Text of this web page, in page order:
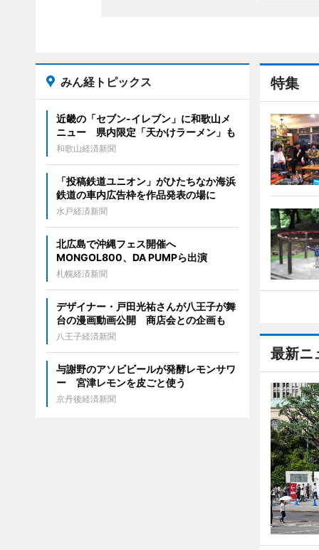
特集
最新ニ
みん経トピックス
近畿の「セブン-イレブン」に和歌山メ
ニュー 県内限定「天かけラーメン」も
和歌山経済新聞
「投稿鉄道ユニオン」がひたちなか海浜
鉄道の車内広告枠を作品発表の場に
水戸経済新聞
北広島で沖縄フェス開催へ
MONGOL800、DA PUMPら出演
札幌経済新聞
デザイナー・戸田光祐さんが八王子が舞
台の漫画動画公開 商店会との企画も
八王子経済新聞
与謝野のアソビビールが発酵レモンサワ
ー 宮津レモンを皮ごと使う
京丹後経済新聞